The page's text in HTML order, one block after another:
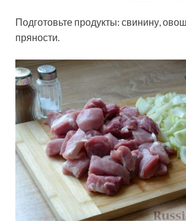
Подготовьте продукты: свинину,
пряности.